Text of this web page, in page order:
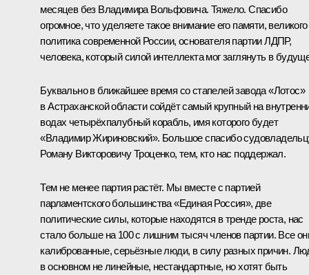
месяцев без Владимира Вольфовича. Тяжело. Спасибо
огромное, что уделяете такое внимание его памяти, великого
политика современной России, основателя партии ЛДПР,
человека, который силой интеллекта мог заглянуть в
Буквально в ближайшее время со стапелей завода «Лотос»
в Астраханской области сойдёт самый крупный на
водах четырёхпалубный корабль, имя которого будет
«Владимир Жириновский». Большое спасибо
Роману Викторовичу Троценко, тем, кто нас поддержал.
Тем не менее партия растёт. Мы вместе с партией
парламентского большинства «Единая Россия», две
политические силы, которые находятся в тренде роста, нас
стало больше на 100 с лишним тысяч членов партии. Все
калиброванные, серьёзные люди, в силу разных причин.
в основном не линейные, нестандартные, но хотят быть